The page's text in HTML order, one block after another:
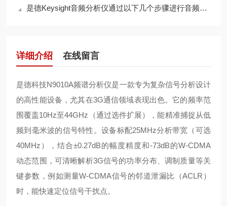
是德Keysight音频分析仪通过以下几个步骤进行音频信号处理
详细介绍 在线留言
是德科技N9010A频谱分析仪是一款专为复杂信号分析设计
的高性能设备，尤其在3G通信领域表现出色。它的频率范
围覆盖10Hz至44GHz（通过选件扩展），能精准捕捉从低
频到毫米波的信号特性。设备标配25MHz分析带宽（可选
40MHz），结合±0.27dB的幅度精度和-73dB的W-CDMA
动态范围，可清晰解析3G信号的功率分布、调制质量等关
键参数，例如测量W-CDMA信号的邻道泄漏比（ACLR）
时，能快速定位信号干扰点。